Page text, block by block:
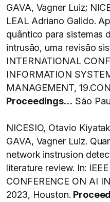
GAVA, Vagner Luiz;
LEAL Adriano Galido.
quântico para sistemas
intrusão, uma revisão
INTERNATIONAL
INFORMATION
MANAGEMENT,
Proceedings… São
NICESIO, Otavio
GAVA, Vagner Luiz.
network instrusion
literature review. In:
CONFERENCE ON AI
2023, Houston.